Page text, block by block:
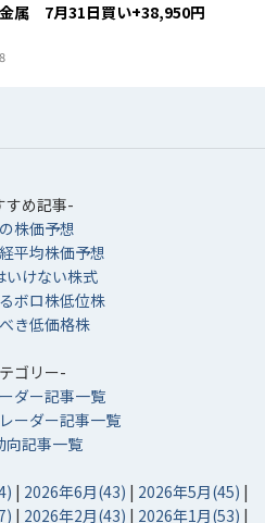
属 7月31日買い+38,950円
すめ記事-
株価予想
平均株価予想
いけない株式
ボロ株低位株
き低価格株
ゴリー-
ダー記事一覧
ーダー記事一覧
向記事一覧
| 2026年6月(43) | 2026年5月(45) |
| 2026年2月(43) | 2026年1月(53) |